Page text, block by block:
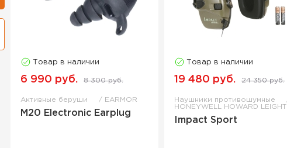
Товар в наличии
6 990 руб. 8 300 руб.
Активные беруши EARMOR
M20 Electronic Earplug
Товар в наличии
19 480 руб. 24 350 руб.
Наушники противошумные
HONEYWELL HOWARD LEIGHT
Impact Sport